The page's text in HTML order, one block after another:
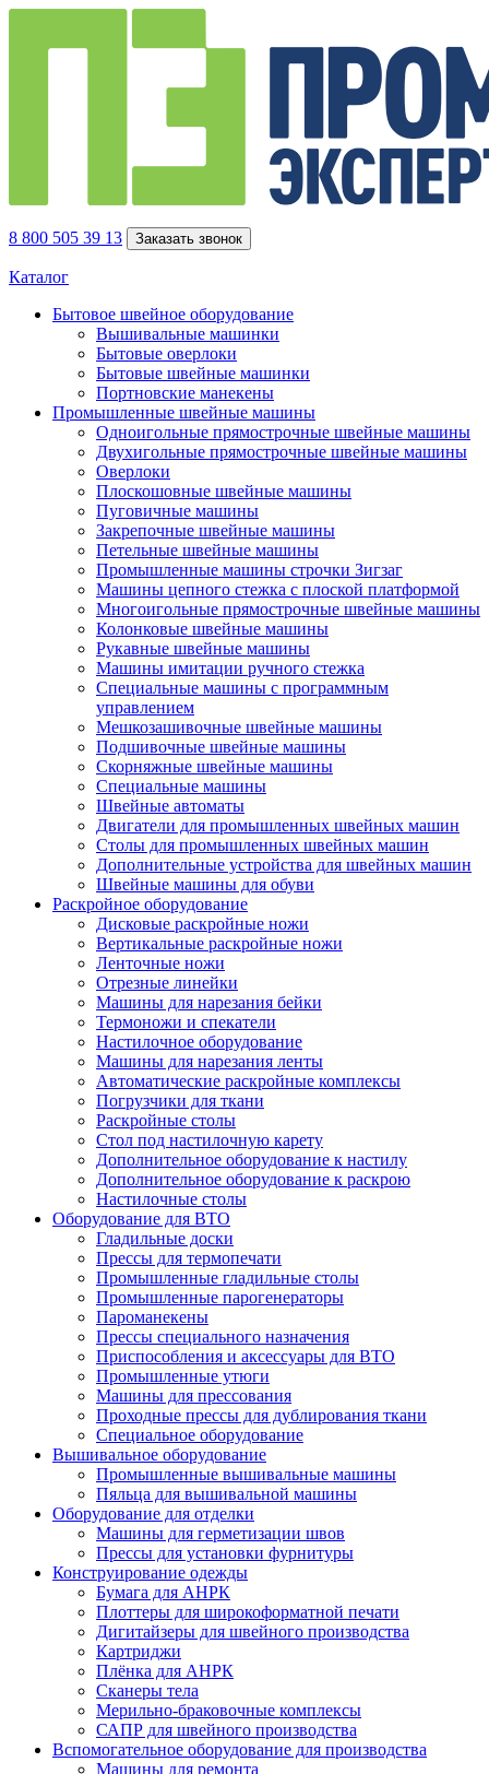
8 800 505 39 13 Заказать звонок
Каталог
Бытовое швейное оборудование
Вышивальные машинки
Бытовые оверлоки
Бытовые швейные машинки
Портновские манекены
Промышленные швейные машины
Одноигольные прямострочные швейные машины
Двухигольные прямострочные швейные машины
Оверлоки
Плоскошовные швейные машины
Пуговичные машины
Закрепочные швейные машины
Петельные швейные машины
Промышленные машины строчки Зигзаг
Машины цепного стежка с плоской платформой
Многоигольные прямострочные швейные машины
Колонковые швейные машины
Рукавные швейные машины
Машины имитации ручного стежка
Специальные машины с программным
управлением
Мешкозашивочные швейные машины
Подшивочные швейные машины
Скорняжные швейные машины
Специальные машины
Швейные автоматы
Двигатели для промышленных швейных машин
Столы для промышленных швейных машин
Дополнительные устройства для швейных машин
Швейные машины для обуви
Раскройное оборудование
Дисковые раскройные ножи
Вертикальные раскройные ножи
Ленточные ножи
Отрезные линейки
Машины для нарезания бейки
Термоножи и спекатели
Настилочное оборудование
Машины для нарезания ленты
Автоматические раскройные комплексы
Погрузчики для ткани
Раскройные столы
Стол под настилочную карету
Дополнительное оборудование к настилу
Дополнительное оборудование к раскрою
Настилочные столы
Оборудование для ВТО
Гладильные доски
Прессы для термопечати
Промышленные гладильные столы
Промышленные парогенераторы
Пароманекены
Прессы специального назначения
Приспособления и аксессуары для ВТО
Промышленные утюги
Машины для прессования
Проходные прессы для дублирования ткани
Специальное оборудование
Вышивальное оборудование
Промышленные вышивальные машины
Пяльца для вышивальной машины
Оборудование для отделки
Машины для герметизации швов
Прессы для установки фурнитуры
Конструирование одежды
Бумага для АНРК
Плоттеры для широкоформатной печати
Дигитайзеры для швейного производства
Картриджи
Плёнка для АНРК
Сканеры тела
Мерильно-браковочные комплексы
САПР для швейного производства
Вспомогательное оборудование для производства
Машины для ремонта